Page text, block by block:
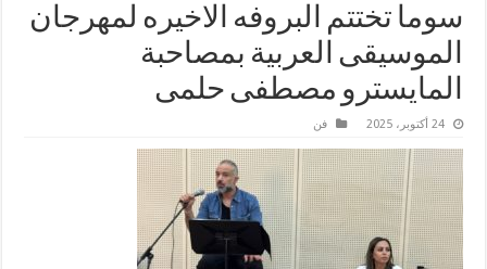
سوما تختتم البروفه الاخيره لمهرجان
الموسيقى العربية بمصاحبة
المايسترو مصطفى حلمى
24 أكتوبر، 2025 فن